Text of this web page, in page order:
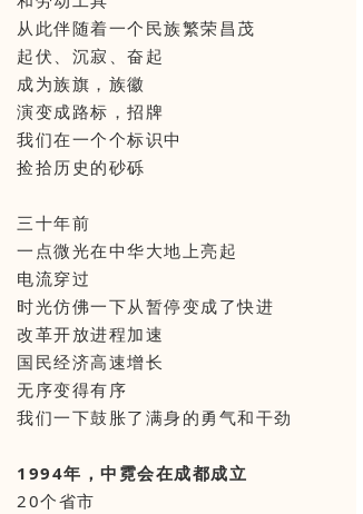
从此伴随着一个民族繁荣昌茂
起伏、沉寂、奋起
成为族旗，族徽
演变成路标，招牌
我们在一个个标识中
捡拾历史的砂砾
三十年前
一点微光在中华大地上亮起
电流穿过
时光仿佛一下从暂停变成了快进
改革开放进程加速
国民经济高速增长
无序变得有序
我们一下鼓胀了满身的勇气和干劲
1994年，中霓会在成都成立
20个省市